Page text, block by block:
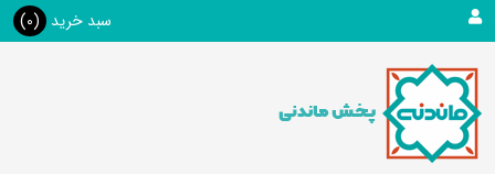
سبد خرید (0)